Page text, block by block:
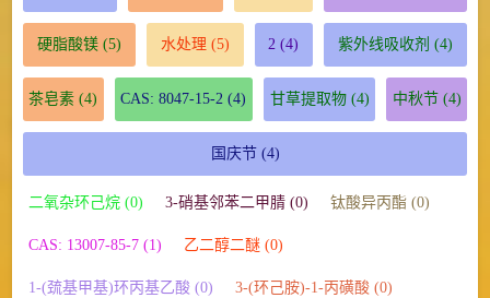
硬脂酸镁(5) 水处理 (5) 2 (4) 紫外线吸收剂 (4)
茶皂素 (4) CAS: 8047-15-2 (4) 甘草提取物(4) 中秋节(4)
国庆节(4)
二氧杂环己烷 (0) 3-硝基邻苯二甲腈 (0) 钛酸异丙酯 (0)
CAS: 13007-85-7 (1) 乙二醇二醚 (0)
1-(巯基甲基)环丙基乙酸 (0) 3-(环己胺)-1-丙磺酸 (0)